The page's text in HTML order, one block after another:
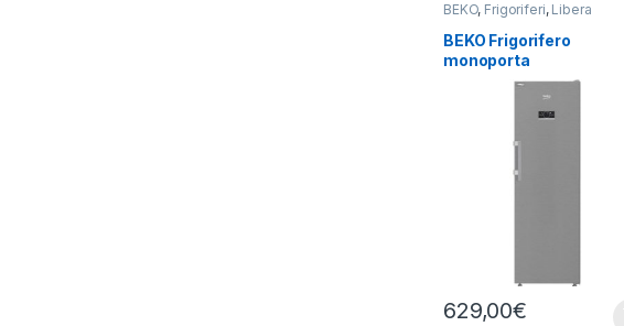
BEKO, Frigoriferi, Libera
Installazione
BEKO Frigorifero
monoporta
B5RMLNE444HX TOTAL
629,00€